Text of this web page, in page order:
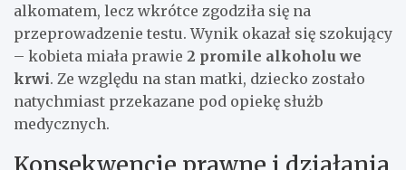
alkomatem, lecz wkrótce zgodziła się na
przeprowadzenie testu. Wynik okazał się szokujący
– kobieta miała prawie 2 promile alkoholu we
krwi. Ze względu na stan matki, dziecko zostało
natychmiast przekazane pod opiekę służb
medycznych.